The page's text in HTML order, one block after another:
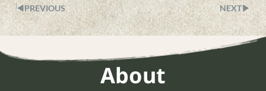
◀︎PREVIOUS NEXT▶︎
About